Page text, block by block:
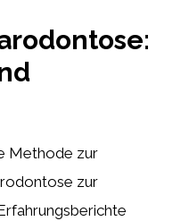
Methode zur
zur